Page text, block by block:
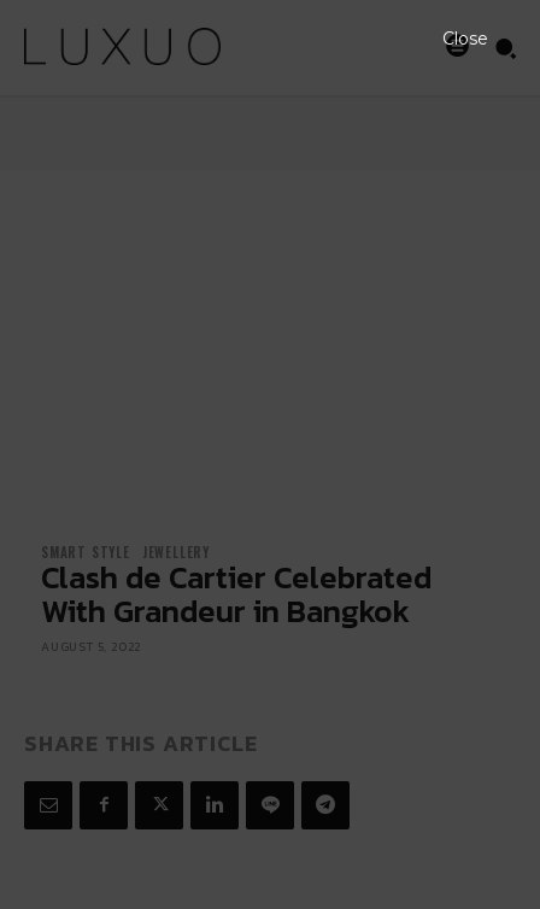
SMART STYLE JEWELLERY
Clash de Cartier Celebrated
With Grandeur in Bangkok
AUGUST 5, 2022
SHARE THIS ARTICLE
Close